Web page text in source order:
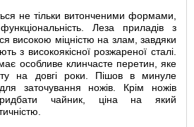
не тільки витонченими формами,
Леза приладів з
високою міцністю на злам, завдяки
з високоякісної розжареної сталі.
особливе клинчасте перетин, яке
на довгі роки. Пішов в минуле
заточування ножів. Крім ножів
чайник, ціна на який